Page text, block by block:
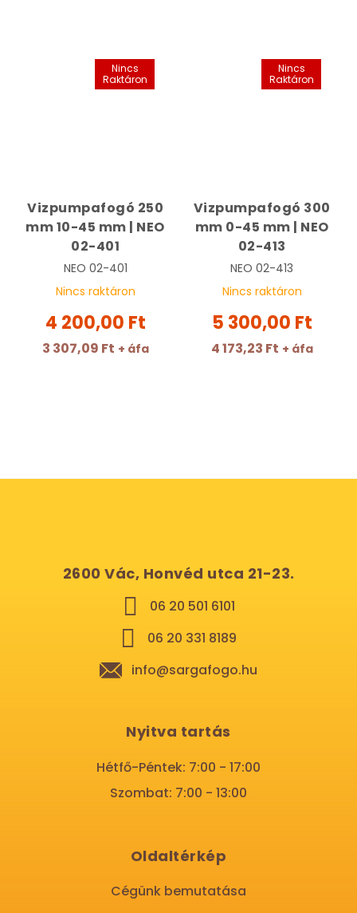
Nincs
Raktáron
Vizpumpafogó 250
mm 10-45 mm | NEO
02-401
NEO 02-401
Nincs raktáron
4 200,00 Ft
3 307,09 Ft + áfa
Nincs
Raktáron
Vizpumpafogó 300
mm 0-45 mm | NEO
02-413
NEO 02-413
Nincs raktáron
5 300,00 Ft
4 173,23 Ft + áfa
2600 Vác, Honvéd utca 21-23.
06 20 501 6101
06 20 331 8189
info@sargafogo.hu
Nyitva tartás
Hétfő-Péntek: 7:00 - 17:00
Szombat: 7:00 - 13:00
Oldaltérkép
Cégünk bemutatása